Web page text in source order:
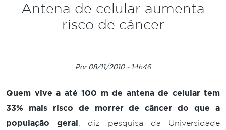
Antena de celular aumenta
risco de câncer
Por 08/11/2010 - 14h46
Quem vive a até 100 m de antena de celular tem
33% mais risco de morrer de câncer do que a
população geral , diz pesquisa da Universidade